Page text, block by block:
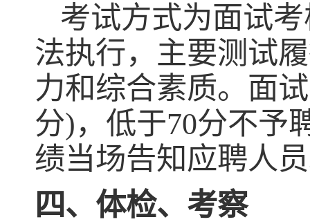
考试方式为面试
法执行，主要测试
力和综合素质。面
分)，低于70分不予
绩当场告知应聘人
四、体检、考察